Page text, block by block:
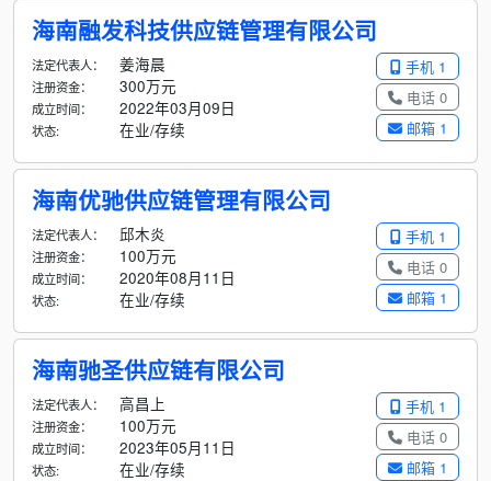
海南融发科技供应链管理有限公司
手机 1
电话 0
邮箱 1
法定代表人： 姜海晨
注册资金： 300万元
成立时间： 2022年03月09日
状态: 在业/存续
海南优驰供应链管理有限公司
手机 1
电话 0
邮箱 1
法定代表人： 邱木炎
注册资金： 100万元
成立时间： 2020年08月11日
状态: 在业/存续
海南驰圣供应链有限公司
手机 1
电话 0
邮箱 1
法定代表人： 高昌上
注册资金： 100万元
成立时间： 2023年05月11日
状态: 在业/存续